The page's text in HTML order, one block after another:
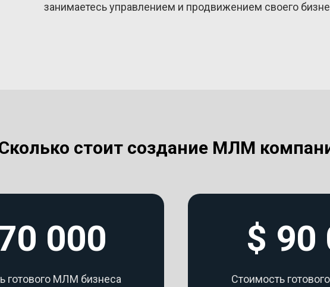
занимаетесь управлением и продвижением своего
стоит создание МЛМ
000
готового МЛМ бизнеса
$ 90
Стоимость